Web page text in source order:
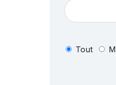
Tout